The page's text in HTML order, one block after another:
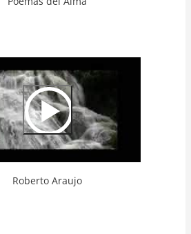
Video
Url
Roberto Araujo